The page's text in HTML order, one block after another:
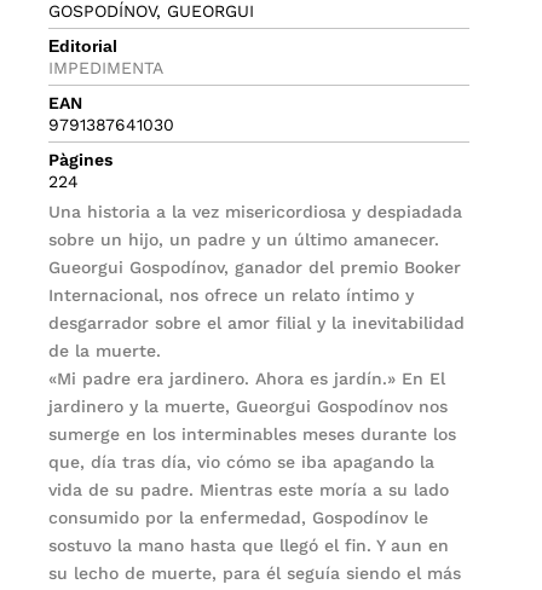
GOSPODÍNOV, GUEORGUI
Editorial
IMPEDIMENTA
EAN
9791387641030
Pàgines
224
Una historia a la vez misericordiosa y despiadada
sobre un hijo, un padre y un último amanecer.
Gueorgui Gospodínov, ganador del premio Booker
Internacional, nos ofrece un relato íntimo y
desgarrador sobre el amor filial y la inevitabilidad
de la muerte.
«Mi padre era jardinero. Ahora es jardín.» En El
jardinero y la muerte, Gueorgui Gospodínov nos
sumerge en los interminables meses durante los
que, día tras día, vio cómo se iba apagando la
vida de su padre. Mientras este moría a su lado
consumido por la enfermedad, Gospodínov le
sostuvo la mano hasta que llegó el fin. Y aun en
su lecho de muerte, para él seguía siendo el más